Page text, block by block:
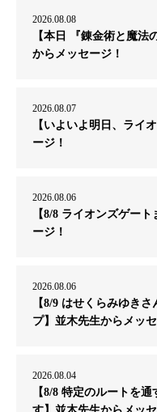
2026.08.08
【本日 『錬金術と魔法
からメッセージ！
2026.08.07
【いよいよ明日、ライ
ージ！
2026.08.06
【8/8 ライオンズゲー
ージ！
2026.08.06
【8/9 はせくらみゆき
プ】並木先生からメッセ
2026.08.04
【8/8 特定のルートを